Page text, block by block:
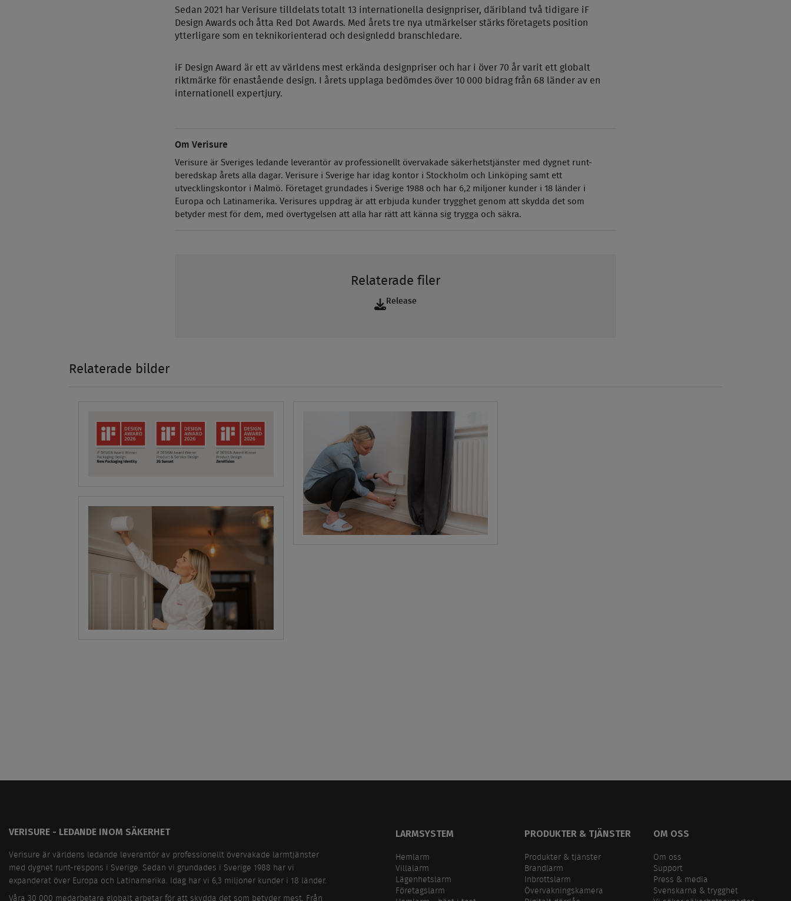
Sedan 2021 har Verisure tilldelats totalt 13 internationella designpriser, däribland två tidigare iF
Design Awards och åtta Red Dot Awards. Med årets tre nya utmärkelser stärks företagets position
ytterligare som en teknikorienterad och designledd branschledare.
iF Design Award är ett av världens mest erkända designpriser och har i över 70 år varit ett globalt
riktmärke för enastående design. I årets upplaga bedömdes över 10 000 bidrag från 68 l änder av en
internationell expertjury.
Om Verisure
Verisure är Sveriges ledande leverantör av professionellt övervakade säkerhetstjänster med dygnet runt-
beredskap årets alla dagar. Verisure i Sverige har idag kontor i Stockholm och Linköping samt ett
utvecklingskontor i Malmö. Företaget grundades i Sverige 1988 och har 6,2 miljoner kunder i 18 länder i
Europa och Latinamerika. Verisures uppdrag är att erbjuda kunder trygghet genom att skydda det som
betyder mest för dem, med övertygelsen att alla har rätt att känna sig trygga och säkra.
Relaterade filer
Release
Relaterade bilder
VERISURE - LEDANDE INOM SÄKERHET
Verisure är världens ledande leverantör av professionellt övervakade larmtjänster
med dygnet runt-respons i Sverige. Sedan vi grundades i Sverige 1988 har vi
expanderat över Europa och Latinamerika. Idag har vi 6,3 miljoner kunder i 18 länder.
Våra 30 000 medarbetare globalt arbetar för att skydda det som betyder mest. Från
LARMSYSTEM
Hemlarm
Villalarm
Lägenhetslarm
Företagslarm
PRODUKTER & TJÄNSTER
Produkter & tjänster
Brandlarm
Inbrottslarm
Övervakningskamera
OM OSS
Om oss
Support
Press & media
Svenskarna & trygghet